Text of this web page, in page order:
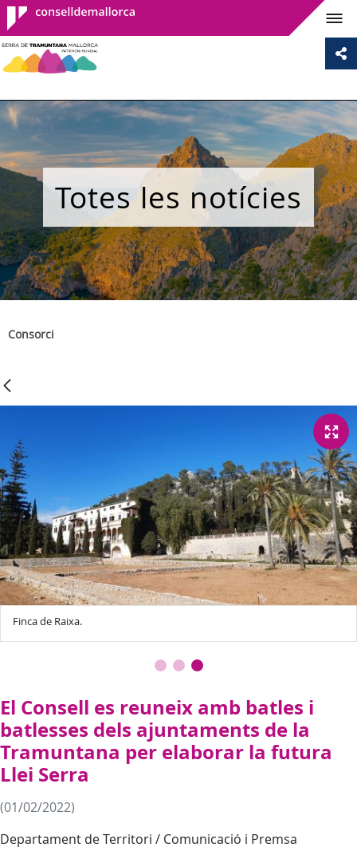
Consell de
Mallorca
Totes les notícies
Consorci
Finca de Raixa.
El Consell es reuneix amb batles i
batlesses dels ajuntaments de la
Tramuntana per elaborar la futura
Llei Serra
(01/02/2022)
Departament de Territori / Comunicació i Premsa